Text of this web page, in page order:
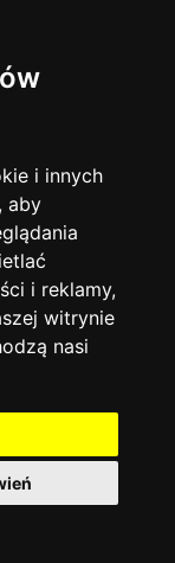
i innych
aby
i reklamy,
witrynie
nasi
i aspiracji